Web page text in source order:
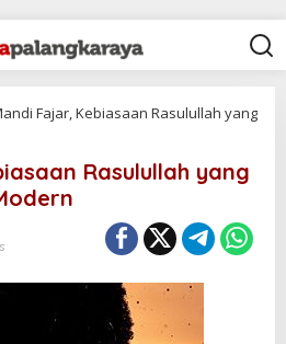
Fajar, Kebiasaan Rasulullah yang
Rasulullah yang